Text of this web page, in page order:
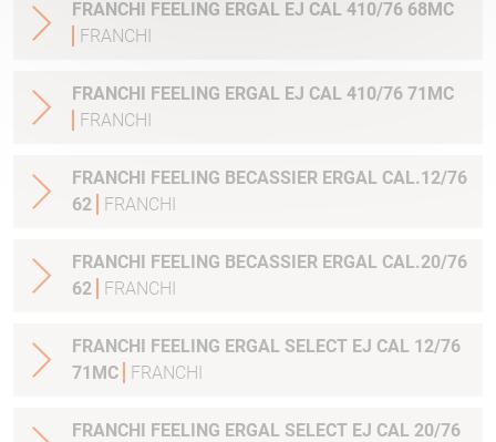
FRANCHI FEELING ERGAL EJ CAL 410/76 68MC
FRANCHI
FRANCHI FEELING ERGAL EJ CAL 410/76 71MC
FRANCHI
FRANCHI FEELING BECASSIER ERGAL CAL.12/76
62
FRANCHI
FRANCHI FEELING BECASSIER ERGAL CAL.20/76
62
FRANCHI
FRANCHI FEELING ERGAL SELECT EJ CAL 12/76
71MC
FRANCHI
FRANCHI FEELING ERGAL SELECT EJ CAL 20/76